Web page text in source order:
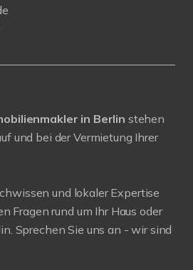
in Berlin stehen
und bei der Vermietung Ihrer
und lokaler Expertise
Fragen rund um Ihr Haus oder
Sprechen Sie uns an - wir sind